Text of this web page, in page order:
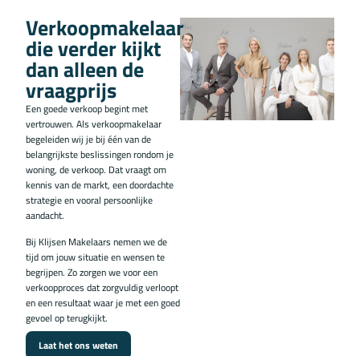
Verkoopmakelaar
die verder kijkt
dan alleen de
vraagprijs
Een goede verkoop begint met
vertrouwen. Als verkoopmakelaar
begeleiden wij je bij één van de
belangrijkste beslissingen rondom je
woning, de verkoop. Dat vraagt om
kennis van de markt, een doordachte
strategie en vooral persoonlijke
aandacht.
Bij Klijsen Makelaars nemen we de
tijd om jouw situatie en wensen te
begrijpen. Zo zorgen we voor een
verkoopproces dat zorgvuldig verloopt
en een resultaat waar je met een goed
gevoel op terugkijkt.
Laat het ons weten